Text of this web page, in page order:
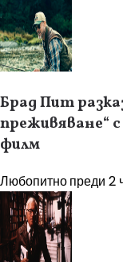
Брад Пит
преживяване“ с
филм
Любопитнопреди 2